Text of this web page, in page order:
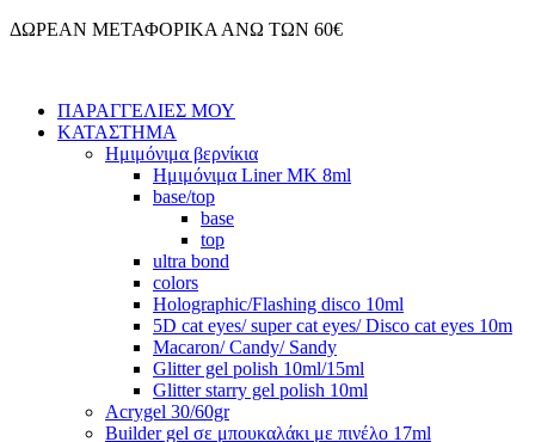
Μετάβαση
ΔΩΡΕΑΝ ΜΕΤΑΦΟΡΙΚΑ ΑΝΩ ΤΩΝ 60€
ΠΑΡΑΓΓΕΛΙΕΣ ΜΟΥ
ΚΑΤΑΣΤΗΜΑ
Ημιμόνιμα βερνίκια
Ημιμόνιμα Liner ΜΚ 8ml
base/top
base
top
ultra bond
colors
Holographic/Flashing disco 10ml
5D cat eyes/ super cat eyes/ Disco cat eyes 10m
Macaron/ Candy/ Sandy
Glitter gel polish 10ml/15ml
Glitter starry gel polish 10ml
Acrygel 30/60gr
Builder gel σε μπουκαλάκι με πινέλο 17ml